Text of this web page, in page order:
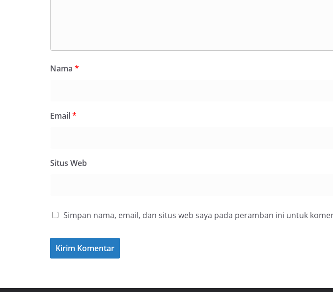
Nama *
Email*
Situs Web
Simpan nama, email, dan situs web saya pada peramban ini untuk